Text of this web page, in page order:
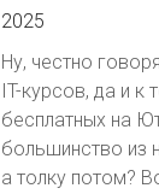
2025
Ну, честно
IT-курсов, да и
бесплатных на
большинство из
а толку потом?